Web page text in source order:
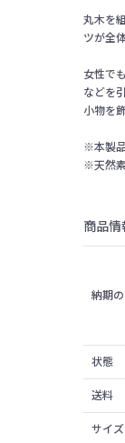
丸木を
ツが全
女性で
などを
小物を
※本製品
※天然素
商品情
納期
状態
送料
サイズ